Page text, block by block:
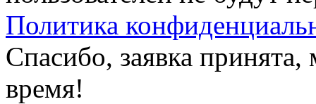
Политика
Спасибо, заявка
время!